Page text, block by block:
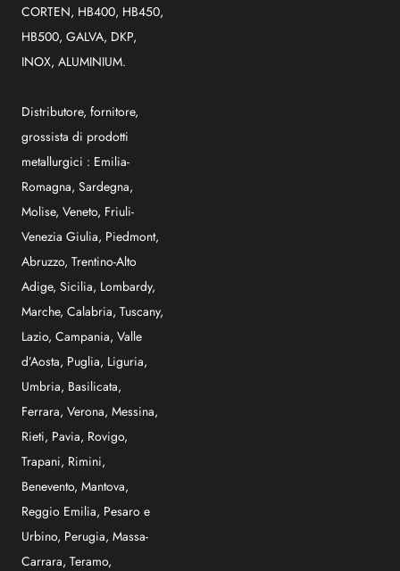
CORTEN, HB400, HB450,
HB500, GALVA, DKP,
INOX, ALUMINIUM.
Distributore, fornitore,
grossista di prodotti
metallurgici : Emilia-
Romagna, Sardegna,
Molise, Veneto, Friuli-
Venezia Giulia, Piedmont,
Abruzzo, Trentino-Alto
Adige, Sicilia, Lombardy,
Marche, Calabria, Tuscany,
Lazio, Campania, Valle
d’Aosta, Puglia, Liguria,
Umbria, Basilicata,
Ferrara, Verona, Messina,
Rieti, Pavia, Rovigo,
Trapani, Rimini,
Benevento, Mantova,
Reggio Emilia, Pesaro e
Urbino, Perugia, Massa-
Carrara, Teramo,